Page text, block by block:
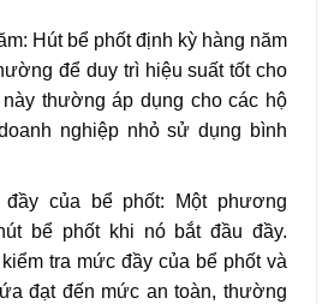
Hút bể phốt định kỳ hàng năm
để duy trì hiệu suất tốt cho
thường áp dụng cho các hộ
nghiệp nhỏ sử dụng bình
của bể phốt: Một phương
bể phốt khi nó bắt đầu đầy.
tra mức đầy của bể phốt và
đạt đến mức an toàn, thường